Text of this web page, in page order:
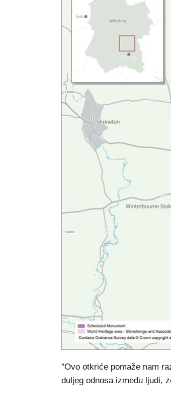
"Ovo otkriće pomaže nam
duljeg odnosa između ljudi,